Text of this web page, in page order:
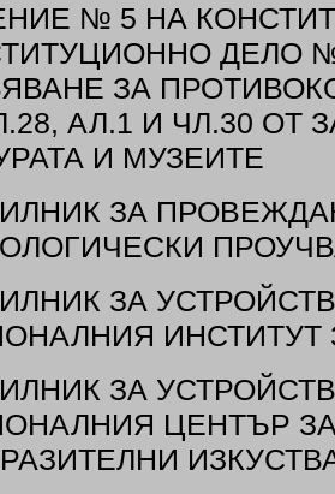
№ 5 НА
ДЕЛО №
ЗА
АЛ.1 И ЧЛ.30
И МУЗЕИТЕ
ЗА
ЗА
ИНСТИТУТ
ЗА
ЦЕНТЪР